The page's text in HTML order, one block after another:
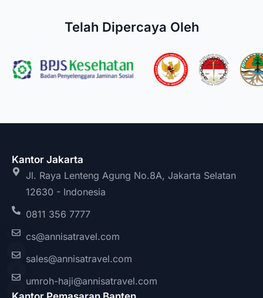
Telah Dipercaya Oleh
Kantor Jakarta
Jl. Raya Lenteng Agung No.8A, Jakarta Selatan
12630 - Indonesia
0811 356 7777
cs@annisatravel.com
sales@annisatravel.com
umroh-haji@annisatravel.com
SHARE